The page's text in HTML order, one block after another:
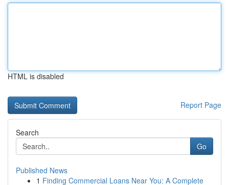
HTML is disabled
Report Page
Search
Go
Published News
1 Finding Commercial Loans Near You: A Complete